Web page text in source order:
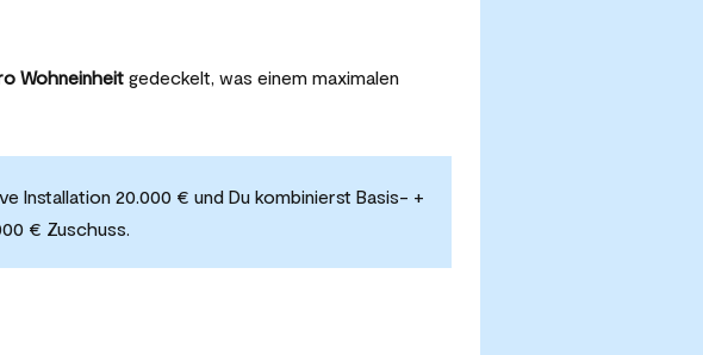
Wohneinheit gedeckelt, was einem maximalen
Installation 20.000 € und Du kombinierst Basis- +
€ Zuschuss.